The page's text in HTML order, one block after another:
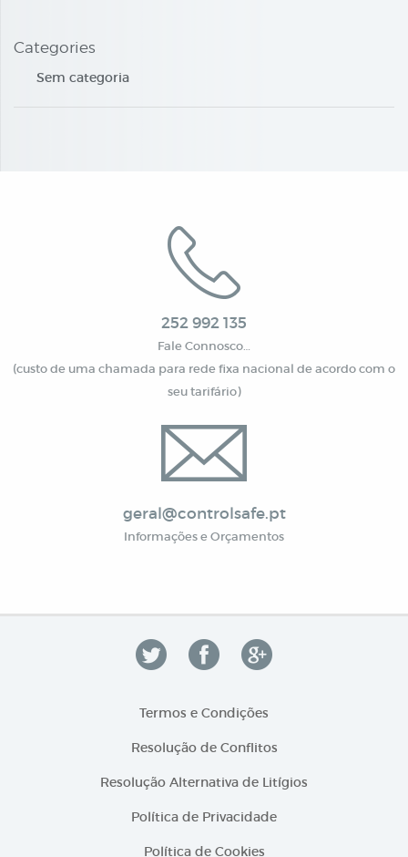
Categories
Sem categoria
252 992 135
Fale Connosco…
(custo de uma chamada para rede fixa nacional de acordo com o
seu tarifário)
geral@controlsafe.pt
Informações e Orçamentos
Termos e Condições
Resolução de Conflitos
Resolução Alternativa de Litígios
Política de Privacidade
Política de Cookies